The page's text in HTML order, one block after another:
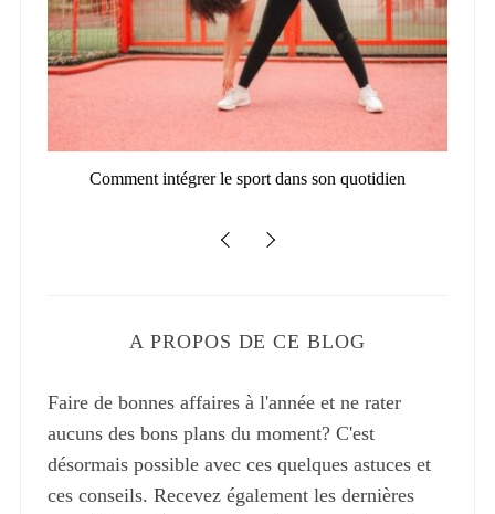
Comment intégrer le sport dans son quotidien
A PROPOS DE CE BLOG
Faire de bonnes affaires à l'année et ne rater
aucuns des bons plans du moment? C'est
désormais possible avec ces quelques astuces et
ces conseils. Recevez également les dernières